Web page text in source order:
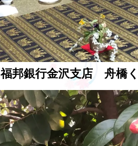
福邦銀行金沢支店 舟橋